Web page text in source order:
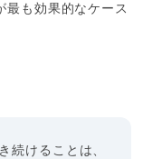
最も効果的なケース
続けることは、